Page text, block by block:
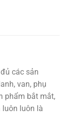
các sản
van, phụ
phẩm bắt mắt,
luôn luôn là